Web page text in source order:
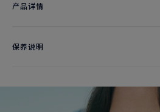
产品详情
保养说明